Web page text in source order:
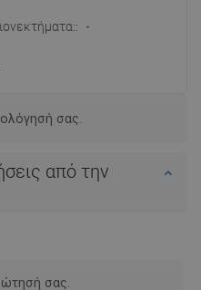
-
σας.
από την
σας.